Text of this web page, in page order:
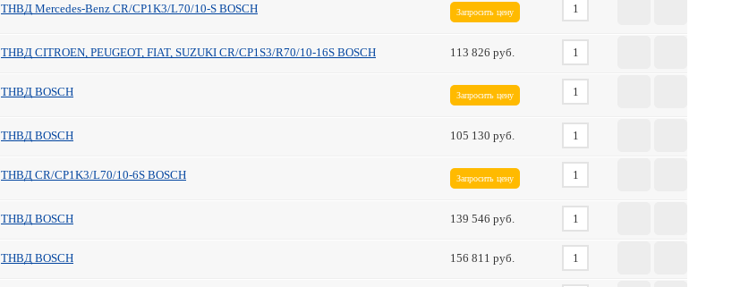
ТНВД Mercedes-Benz CR/CP1K3/L70/10-S BOSCH Запросить цену
ТНВД CITROEN, PEUGEOT, FIAT, SUZUKI CR/CP1S3/R70/10-16S BOSCH 113 826
ТНВД BOSCH Запросить цену
ТНВД BOSCH 105 130
ТНВД CR/CP1K3/L70/10-6S BOSCH Запросить цену
ТНВД BOSCH 139 546
ТНВД BOSCH 156 811